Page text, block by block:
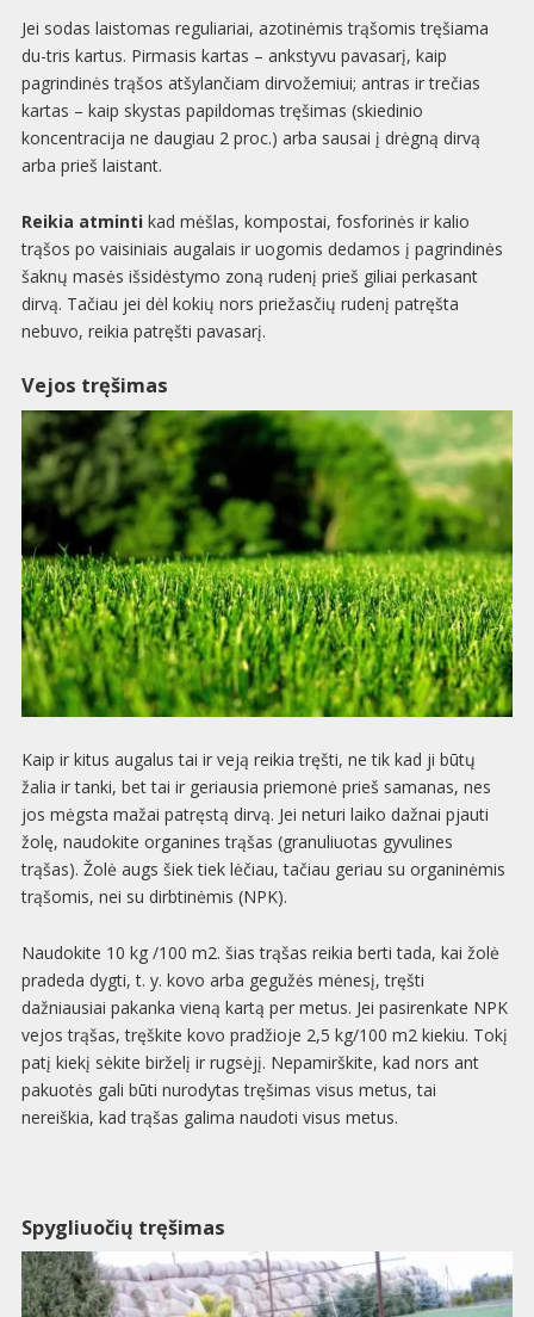
Jei sodas laistomas reguliariai, azotinėmis trąšomis tręšiama
du-tris kartus. Pirmasis kartas – ankstyvu pavasarį, kaip
pagrindinės trąšos atšylančiam dirvožemiui; antras ir trečias
kartas – kaip skystas papildomas tręšimas (skiedinio
koncentracija ne daugiau 2 proc.) arba sausai į drėgną dirvą
arba prieš laistant.
Reikia atmintikad mėšlas, kompostai, fosforinės ir kalio
trąšos po vaisiniais augalais ir uogomis dedamos į pagrindinės
šaknų masės išsidėstymo zoną rudenį prieš giliai perkasant
dirvą. Tačiau jei dėl kokių nors priežasčių rudenį patręšta
nebuvo, reikia patręšti pavasarį.
Vejos tręšimas
Kaip ir kitus augalus tai ir veją reikia tręšti, ne tik kad ji būtų
žalia ir tanki, bet tai ir geriausia priemonė prieš samanas, nes
jos mėgsta mažai patręstą dirvą. Jei neturi laiko dažnai pjauti
žolę, naudokite organines trąšas (granuliuotas gyvulines
trąšas). Žolė augs šiek tiek lėčiau, tačiau geriau su organinėmis
trąšomis, nei su dirbtinėmis (NPK).
Naudokite 10 kg /100 m2. šias trąšas reikia berti tada, kai žolė
pradeda dygti, t. y. kovo arba gegužės mėnesį, tręšti
dažniausiai pakanka vieną kartą per metus. Jei pasirenkate NPK
vejos trąšas, tręškite kovo pradžioje 2,5 kg/100 m2 kiekiu. Tokį
patį kiekį sėkite birželį ir rugsėjį. Nepamirškite, kad nors ant
pakuotės gali būti nurodytas tręšimas visus metus, tai
nereiškia, kad trąšas galima naudoti visus metus.
Spygliuočių tręšimas